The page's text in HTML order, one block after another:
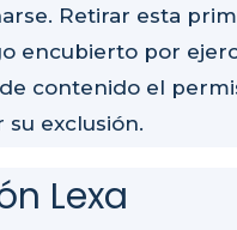
Retirar esta
encubierto por
contenido el
su exclusión.
Lexa